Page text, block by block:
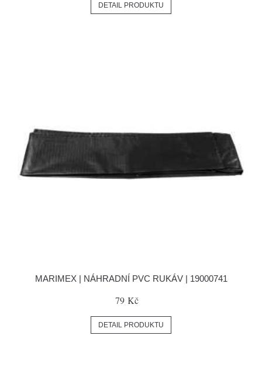
DETAIL PRODUKTU
MARIMEX | NÁHRADNÍ PVC RUKÁV | 19000741
79 Kč
DETAIL PRODUKTU